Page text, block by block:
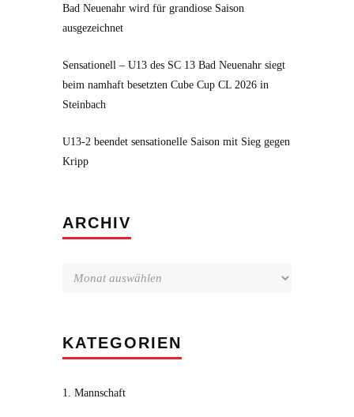
Bad Neuenahr wird für grandiose Saison
ausgezeichnet
Sensationell – U13 des SC 13 Bad Neuenahr siegt
beim namhaft besetzten Cube Cup CL 2026 in
Steinbach
U13-2 beendet sensationelle Saison mit Sieg gegen
Kripp
ARCHIV
KATEGORIEN
1. Mannschaft